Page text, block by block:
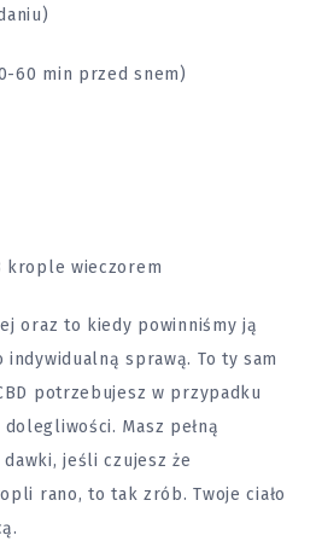
60 min przed snem)
krople wieczorem
oraz to kiedy powinniśmy ją
sprawą. To ty sam
potrzebujesz w przypadku
Masz pełną
jeśli czujesz że
rano, to tak zrób. Twoje ciało